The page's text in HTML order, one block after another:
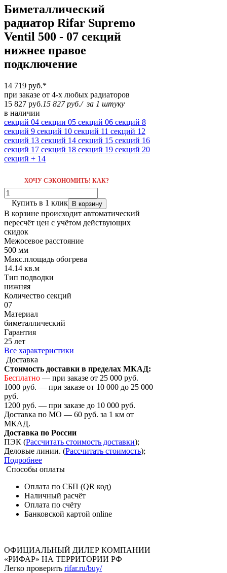
Биметаллический
радиатор Rifar Supremo
Ventil 500 - 07 секций
нижнее правое
подключение
14 719 руб.*
при заказе от 4-х любых радиаторов
15 827 руб.15 827 руб./за 1 штуку
в наличии
секций 04 секции 05 секций 06 секций 8
секций 9 секций 10 секций 11 секций 12
секций 13 секций 14 секций 15 секций 16
секций 17 секций 18 секций 19 секций 20
секций + 14
ХОЧУ СЭКОНОМИТЬ! КАК?
В корзину
Купить в 1 клик
В корзине происходит автоматический
пересчёт цен с учётом действующих
скидок
Межосевое расстояние
500 мм
Макс.площадь обогрева
14.14 кв.м
Тип подводки
нижняя
Количество cекций
07
Материал
биметаллический
Гарантия
25 лет
Все характеристики
Доставка
Стоимость доставки в пределах МКАД:
Бесплатно — при заказе от 25 000 руб.
1000 руб. — при заказе от 10 000 до 25 000
руб.
1200 руб. — при заказе до 10 000 руб.
Доставка по МО — 60 руб. за 1 км от
МКАД.
Доставка по России
ПЭК (Рассчитать стоимость доставки);
Деловые линии. (Рассчитать стоимость);
Подробнее
Способы оплаты
Оплата по СБП (QR код)
Наличный расчёт
Оплата по счёту
Банковской картой online
ОФИЦИАЛЬНЫЙ ДИЛЕР КОМПАНИИ
«РИФАР» НА ТЕРРИТОРИИ РФ
Легко проверить rifar.ru/buy/